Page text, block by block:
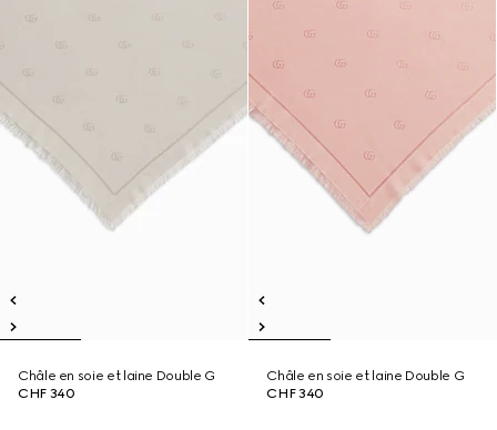
Châle en soie et laine Double G
CHF 340
Châle en soie et laine Double G
CHF 340